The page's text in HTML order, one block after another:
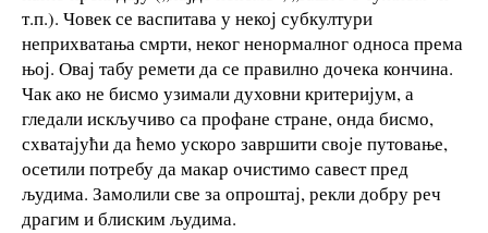
т.п.). Човек се васпитава у некој субкултури
неприхватања смрти, неког ненормалног односа према
њој. Овај табу ремети да се правилно дочека кончина.
Чак ако не бисмо узимали духовни критеријум, а
гледали искључиво са профане стране, онда бисмо,
схватајући да ћемо ускоро завршити своје путовање,
осетили потребу да макар очистимо савест пред
људима. Замолили све за опроштај, рекли добру реч
драгим и блиским људима.